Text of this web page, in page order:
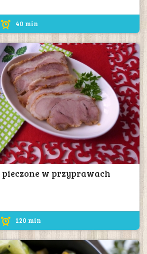
40 min
pieczone w przyprawach
120 min